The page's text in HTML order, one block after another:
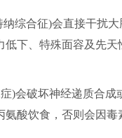
综合征)会直接干扰
下、特殊面容及先天
)会破坏神经递质合
酸饮食，否则会因毒